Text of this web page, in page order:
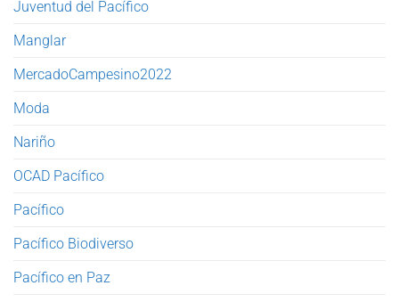
Juventud del Pacífico
Manglar
MercadoCampesino2022
Moda
Nariño
OCAD Pacífico
Pacífico
Pacífico Biodiverso
Pacífico en Paz